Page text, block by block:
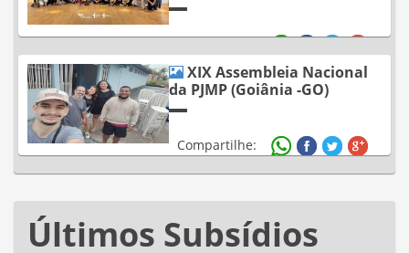
Compartilhe:
XIX Assembleia Nacional
da PJMP (Goiânia -GO)
Compartilhe:
Últimos Subsídios